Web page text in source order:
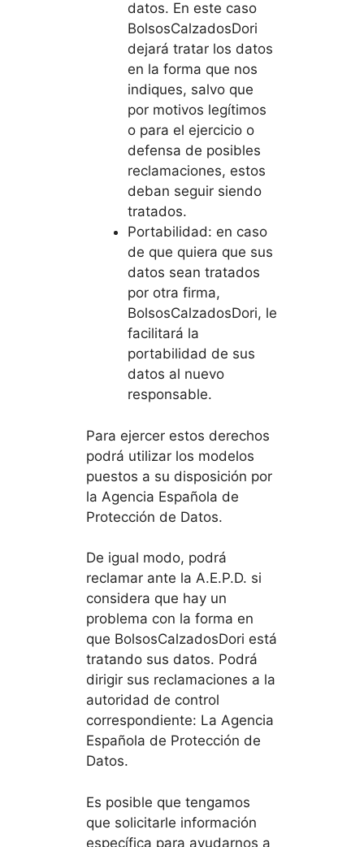
datos. En este caso
BolsosCalzadosDori
dejará tratar los datos
en la forma que nos
indiques, salvo que
por motivos legítimos
o para el ejercicio o
defensa de posibles
reclamaciones, estos
deban seguir siendo
tratados.
Portabilidad: en caso
de que quiera que sus
datos sean tratados
por otra firma,
BolsosCalzadosDori, le
facilitará la
portabilidad de sus
datos al nuevo
responsable.
Para ejercer estos derechos
podrá utilizar los modelos
puestos a su disposición por
la Agencia Española de
Protección de Datos.
De igual modo, podrá
reclamar ante la A.E.P.D. si
considera que hay un
problema con la forma en
que BolsosCalzadosDori está
tratando sus datos. Podrá
dirigir sus reclamaciones a la
autoridad de control
correspondiente: La Agencia
Española de Protección de
Datos.
Es posible que tengamos
que solicitarle información
específica para ayudarnos a